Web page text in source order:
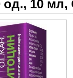
10 мл,